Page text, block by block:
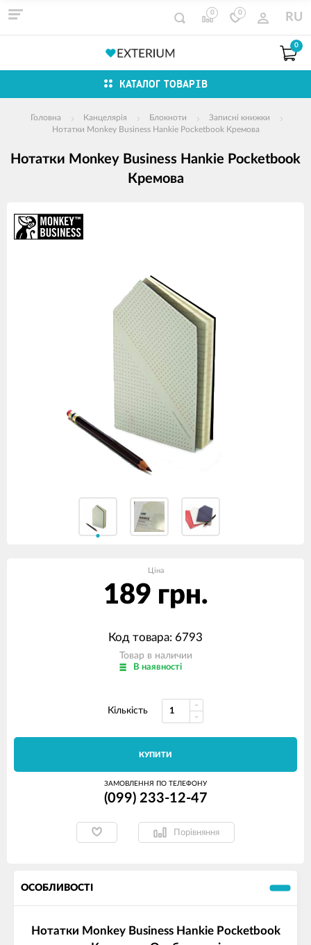
0 0 RU
0
КАТАЛОГ ТОВАРІВ
Головна Канцелярія Блокноти
Записні книжки
Нотатки Monkey Business Hankie Pocketbook Кремова
Нотатки Monkey Business Hankie Pocketbook
Кремова
зображення
продуктів
Ціна
189 грн.
Код товара: 6793
Товар в наличии
В наявності
Кількість
КУПИТИ
ЗАМОВЛЕННЯ ПО ТЕЛЕФОНУ
(099) 233-12-47
Порівняння
ОСОБЛИВОСТІ
Нотатки Monkey Business Hankie Pocketbook